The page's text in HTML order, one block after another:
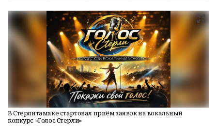
В Стерлитамаке стартовал приём заявок на вокальный
конкурс «Голос Стерли»